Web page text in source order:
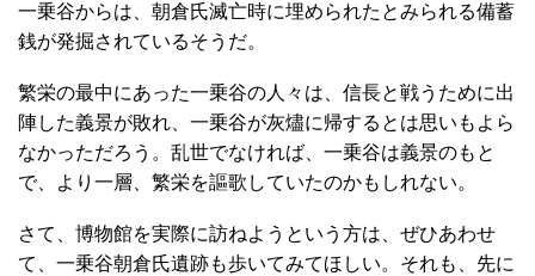
一乗谷からは、朝倉氏滅亡時に埋められたとみられる備蓄
銭が発掘されているそうだ。
繁栄の最中にあった一乗谷の人々は、信長と戦うために出
陣した義景が敗れ、一乗谷が灰燼に帰するとは思いもよら
なかっただろう。乱世でなければ、一乗谷は義景のもと
で、より一層、繁栄を謳歌していたのかもしれない。
さて、博物館を実際に訪ねようという方は、ぜひあわせ
て、一乗谷朝倉氏遺跡も歩いてみてほしい。それも、先に